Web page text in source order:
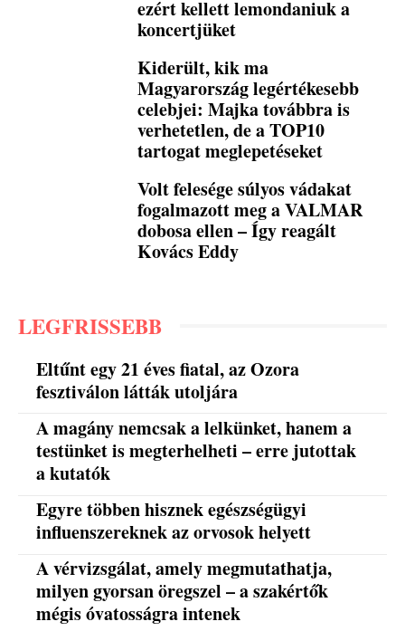
ezért kellett lemondaniuk a
koncertjüket
Kiderült, kik ma
Magyarország legértékesebb
celebjei: Majka továbbra is
verhetetlen, de a TOP10
tartogat meglepetéseket
Volt felesége súlyos vádakat
fogalmazott meg a VALMAR
dobosa ellen – Így reagált
Kovács Eddy
LEGFRISSEBB
Eltűnt egy 21 éves fiatal, az Ozora
fesztiválon látták utoljára
A magány nemcsak a lelkünket, hanem a
testünket is megterhelheti – erre jutottak
a kutatók
Egyre többen hisznek egészségügyi
influenszereknek az orvosok helyett
A vérvizsgálat, amely megmutathatja,
milyen gyorsan öregszel – a szakértők
mégis óvatosságra intenek